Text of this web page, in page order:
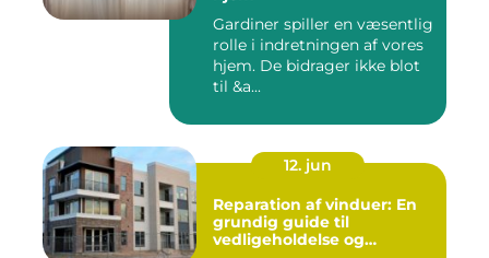
Gardiner spiller en væsentlig
rolle i indretningen af vores
hjem. De bidrager ikke blot
til &a...
12. jun
Reparation af vinduer: En
grundig guide til
vedligeholdelse og